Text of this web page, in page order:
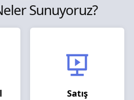
Sunuyoruz?
Satış